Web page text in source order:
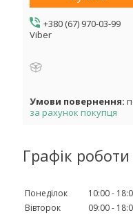
+380 (67) 970-03-99
Viber
за рахунок покупця
Графік роботи
Понеділок 10:00
Вівторок
09:00